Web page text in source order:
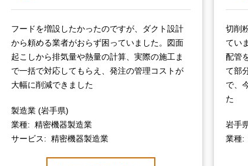
フードを増設したかったのですが、ダクト設計
から頼める業者がおらず困っていました。図面
起こしから排気量や熱量の計算、実際の施工ま
で一括で対応してもらえ、発注の管理コストが
大幅に削減できました
製造業 (岩手県)
業種
精密機器製造業
サービス
精密機器製造業
切削
てい
配管
て部
で、
た
岩手
業種